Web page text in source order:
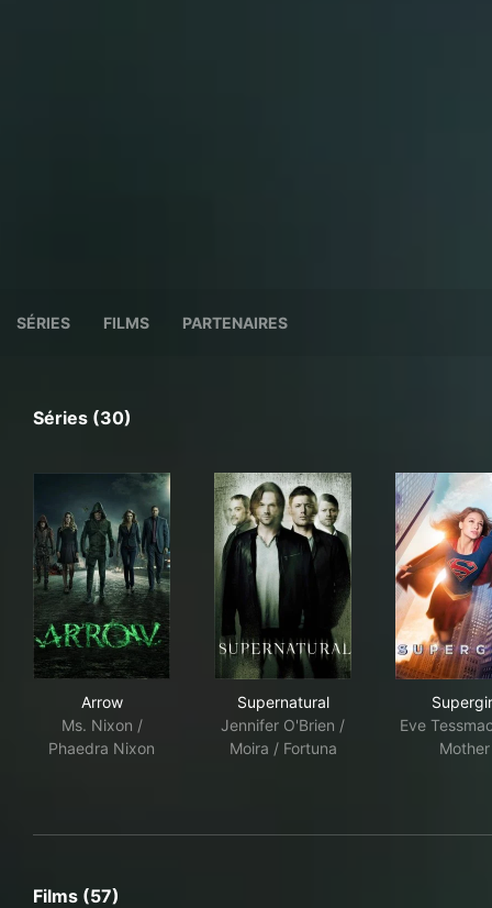
SÉRIES FILMS PARTENAIRES
Séries (30)
Arrow
Ms. Nixon /
Phaedra Nixon
Supernatural
Jennifer O'Brien /
Moira / Fortuna
Eve
Mother
Films (57)